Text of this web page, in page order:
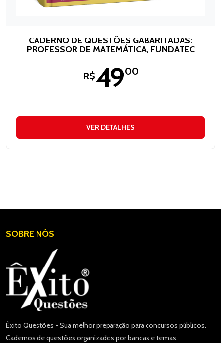
CADERNO DE QUESTÕES GABARITADAS:
PROFESSOR DE MATEMÁTICA, FUNDATEC
R$49,00
VER DETALHES
SOBRE NÓS
Êxito Questões - Sua melhor preparação para concursos públicos.
Cadernos de questões organizados por bancas e temas.